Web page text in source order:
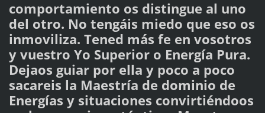
comportamiento os distingue al uno
del otro. No tengáis miedo que eso os
inmoviliza. Tened más fe en vosotros
y vuestro Yo Superior o Energía Pura.
Dejaos guiar por ella y poco a poco
sacareis la Maestría de dominio de
Energías y situaciones convirtiéndoos